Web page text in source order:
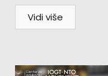
Vidi više